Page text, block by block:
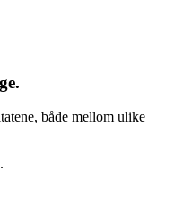
både mellom ulike